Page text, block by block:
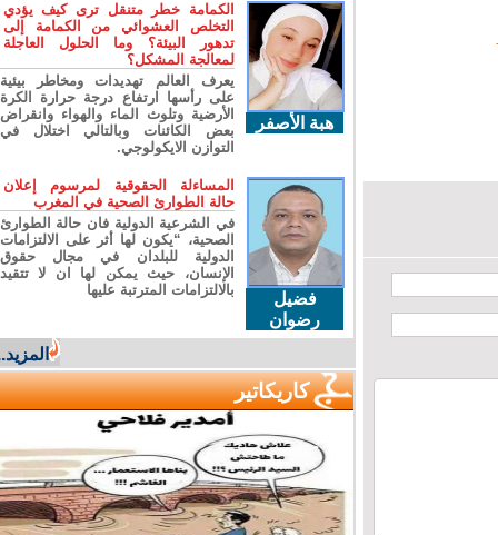
هبة الأصفر
الكمامة خطر متنقل ترى كيف يؤدي
التخلص العشوائي من الكمامة إلى
تدهور البيئة؟ وما الحلول العاجلة
لمعالجة المشكل؟
يعرف العالم تهديدات ومخاطر بيئية
على رأسها ارتفاع درجة حرارة الكرة
الأرضية وتلوث الماء والهواء وانقراض
بعض الكائنات وبالتالي اختلال في
التوازن الايكولوجي.
فضيل
رضوان
المساءلة الحقوقية لمرسوم إعلان
حالة الطوارئ الصحية في المغرب
في الشرعية الدولية فان حالة الطوارئ
الصحية، “يكون لها أثر على الالتزامات
الدولية للبلدان في مجال حقوق
الإنسان، حيث يمكن لها ان لا تتقيد
بالالتزامات المترتبة عليها
المزيد...
كاريكاتير